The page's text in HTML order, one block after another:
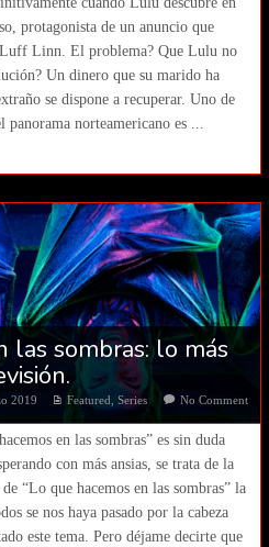
protagonista de un anuncio que
Linn. El problema? Que Lulu no
Un dinero que su marido ha
se dispone a recuperar. Uno de
norteamericano es ...
las sombras: lo más
2019 Featured Series No Comment
en las sombras” es sin duda
con más ansias, se trata de la
“Lo que hacemos en las sombras” la
se nos haya pasado por la cabeza
este tema. Pero déjame decirte que